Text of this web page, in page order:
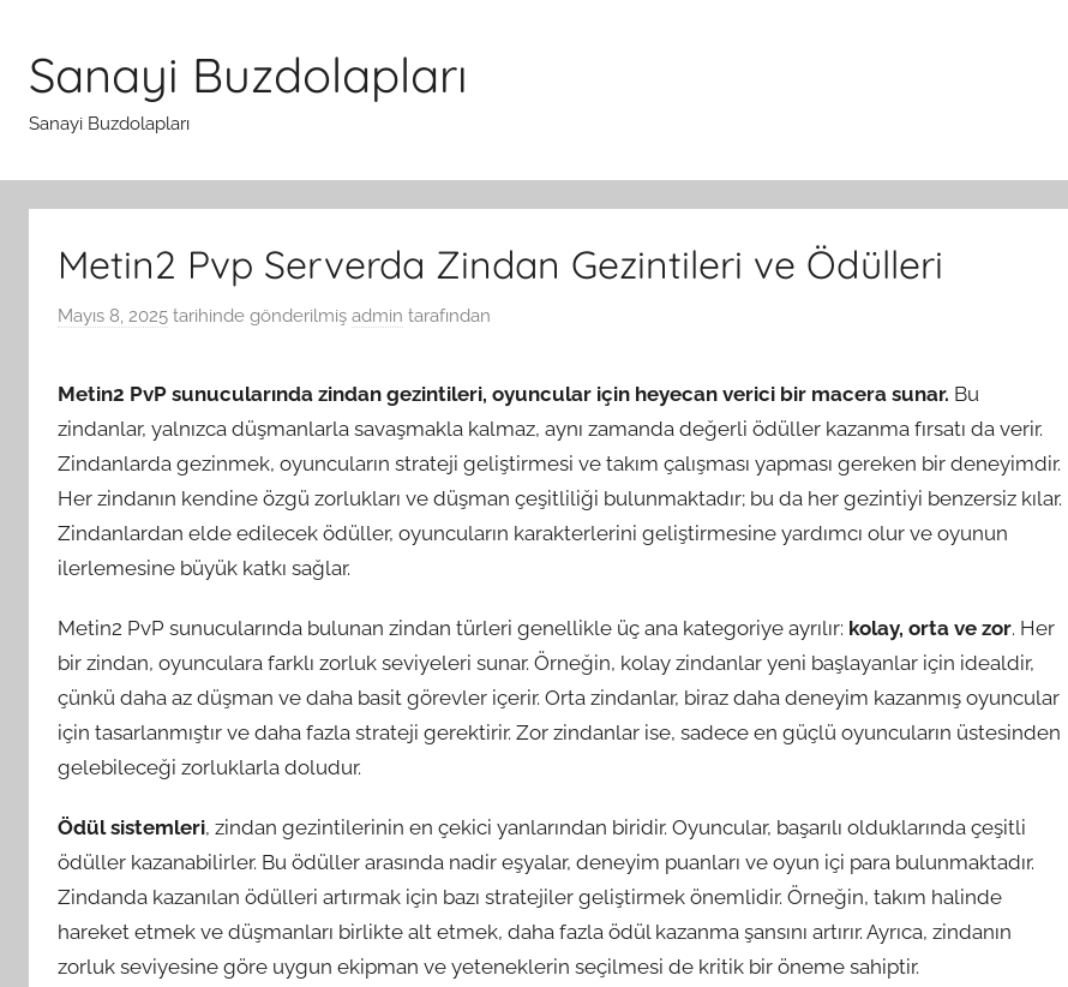
Sanayi Buzdolapları
Sanayi Buzdolapları
Metin2 Pvp Serverda Zindan Gezintileri ve Ödülleri
Mayıs 8, 2025 tarihinde gönderilmiş admin tarafından
Metin2 PvP sunucularında zindan gezintileri, oyuncular için heyecan verici bir macera sunar. Bu
zindanlar, yalnızca düşmanlarla savaşmakla kalmaz, aynı zamanda değerli ödüller kazanma fırsatı da verir.
Zindanlarda gezinmek, oyuncuların strateji geliştirmesi ve takım çalışması yapması gereken bir deneyimdir.
Her zindanın kendine özgü zorlukları ve düşman çeşitliliği bulunmaktadır; bu da her gezintiyi benzersiz kılar.
Zindanlardan elde edilecek ödüller, oyuncuların karakterlerini geliştirmesine yardımcı olur ve oyunun
ilerlemesine büyük katkı sağlar.
Metin2 PvP sunucularında bulunan zindan türleri genellikle üç ana kategoriye ayrılır: kolay, orta ve zor. Her
bir zindan, oyunculara farklı zorluk seviyeleri sunar. Örneğin, kolay zindanlar yeni başlayanlar için idealdir,
çünkü daha az düşman ve daha basit görevler içerir. Orta zindanlar, biraz daha deneyim kazanmış oyuncular
için tasarlanmıştır ve daha fazla strateji gerektirir. Zor zindanlar ise, sadece en güçlü oyuncuların üstesinden
gelebileceği zorluklarla doludur.
Ödül sistemleri, zindan gezintilerinin en çekici yanlarından biridir. Oyuncular, başarılı olduklarında çeşitli
ödüller kazanabilirler. Bu ödüller arasında nadir eşyalar, deneyim puanları ve oyun içi para bulunmaktadır.
Zindanda kazanılan ödülleri artırmak için bazı stratejiler geliştirmek önemlidir. Örneğin, takım halinde
hareket etmek ve düşmanları birlikte alt etmek, daha fazla ödül kazanma şansını artırır. Ayrıca, zindanın
zorluk seviyesine göre uygun ekipman ve yeteneklerin seçilmesi de kritik bir öneme sahiptir.